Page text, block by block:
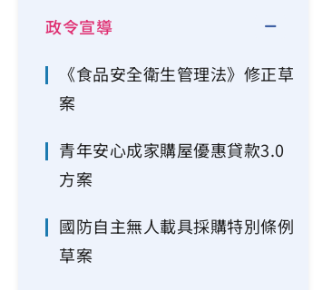
政令宣導
《食品安全衛生管理法》修正草
案
青年安心成家購屋優惠貸款3.0
方案
國防自主無人載具採購特別條例
草案